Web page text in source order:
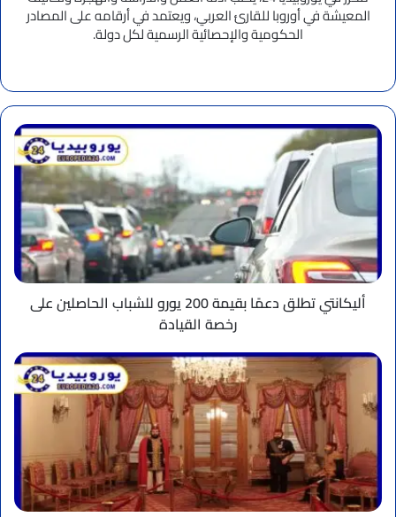
المعيشة في أوروبا للقارئ العربي، ويعتمد في أرقامه على المصادر
الحكومية والإحصائية الرسمية لكل دولة.
أليكانتي
تطلق
دعمًا
بقيمة
200
يورو
للشباب
الحاصلين
على
رخصة
القيادة
أليكانتي تطلق دعمًا بقيمة 200 يورو للشباب الحاصلين على
رخصة القيادة
قصر
السلطان
سليمان
أشهر
اسطنبول